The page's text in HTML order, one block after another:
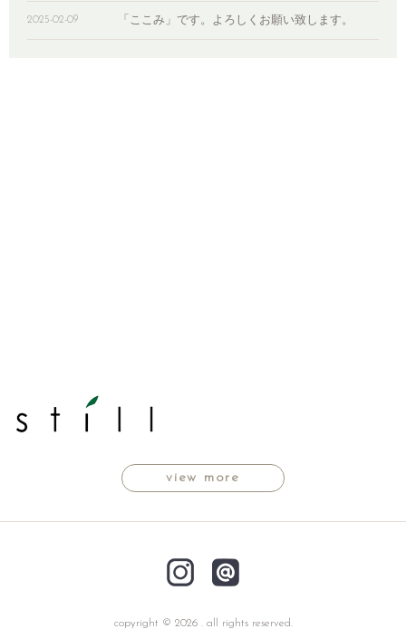
2025-02-09 「ここみ」です。よろしくお願い致します。
view more
copyright © 2026 . all rights reserved.